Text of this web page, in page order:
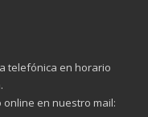
telefónica en horario
online en nuestro mail: